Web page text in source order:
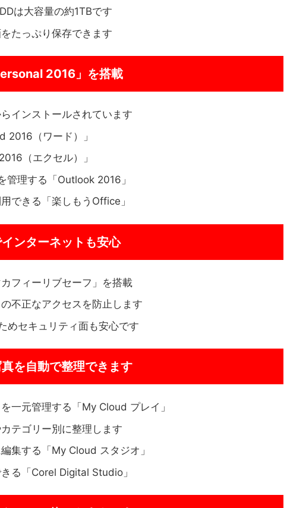
は大容量の約1TBです
たっぷり保存できます
2016」を搭載
インストールされています
2016（ワード）」
（エクセル）」
管理する「Outlook 2016」
できる「楽しもうOffice」
ンターネットも安心
フィーリブセーフ」を搭載
不正なアクセスを防止します
めセキュリティ面も安心です
を自動で整理できます
一元管理する「My Cloud プレイ」
テゴリー別に整理します
集する「My Cloud スタジオ」
る「Corel Digital Studio」